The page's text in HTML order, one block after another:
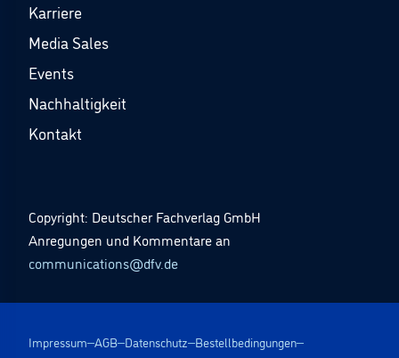
Karriere
Media Sales
Events
Nachhaltigkeit
Kontakt
Copyright: Deutscher Fachverlag GmbH
Anregungen und Kommentare an
communications@dfv.de
Impressum AGB Datenschutz Bestellbedingungen